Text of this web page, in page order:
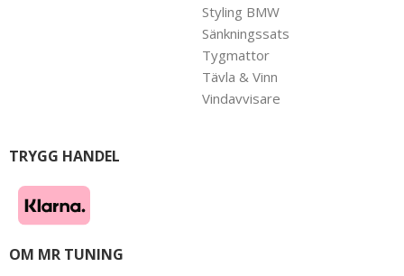
Styling BMW
Sänkningssats
Tygmattor
Tävla & Vinn
Vindavvisare
TRYGG HANDEL
OM MR TUNING